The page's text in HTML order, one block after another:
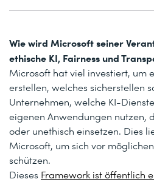
Wie wird Microsoft seiner
ethische KI, Fairness und
Microsoft hat viel investiert, um
erstellen, welches sicherstellen
Unternehmen, welche KI-
eigenen Anwendungen nutzen,
oder unethisch einsetzen. Dies
Microsoft, um sich vor
schützen.
Dieses Framework ist öffentlich